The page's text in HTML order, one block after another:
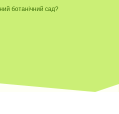
ботанічний сад?